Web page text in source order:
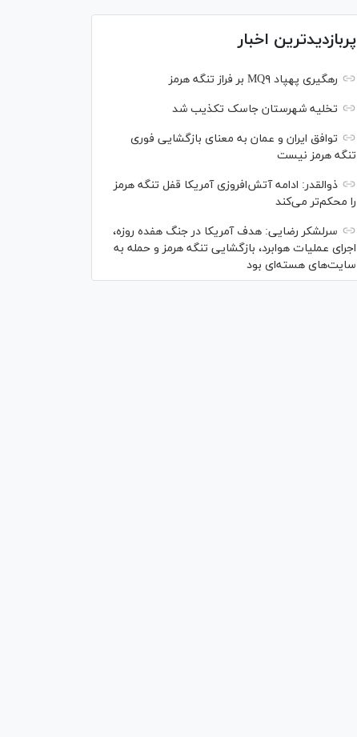
پربازدیدترین اخبار
رهگیری پهپاد MQ۹ بر فراز تنگه هرمز
تخلیه شهرستان جاسک تکذیب شد
توافق ایران و عمان به معنای بازگشایی فوری
تنگه هرمز نیست
ذوالقدر: ادامه آتش‌افروزی آمریکا قفل تنگه هرمز
را محکم‌تر می‌کند
سرلشکر رضایی: هدف آمریکا در جنگ هفده روزه،
اجرای عملیات هوابرد، بازگشایی تنگه هرمز و حمله به
سایت‌های هسته‌ای بود